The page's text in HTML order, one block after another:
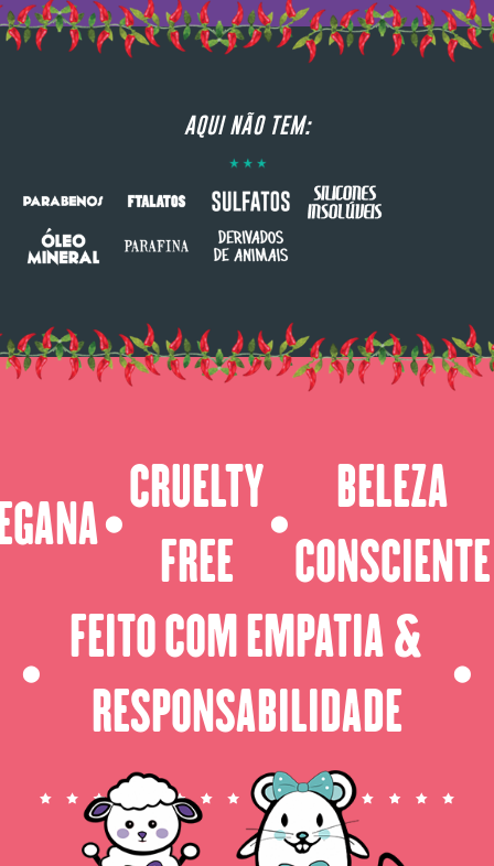
AQUI NÃO TEM:
⬤
CRUELTY
FREE
⬤
BELEZA
CONSCIENTE
⬤
FEITO COM EMPATIA &
RESPONSABILIDADE
⬤